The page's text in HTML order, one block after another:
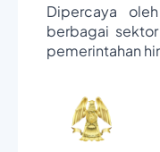
Dipercaya
berbagai
pemerintahan